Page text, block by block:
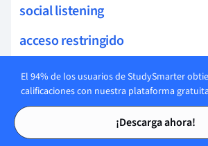
Tarjetas de estudio
Tarjetas de estudio
social listening
acceso restringido
huella digital
ingeniería social
antivirus
El 94% de los usuarios de StudySmarter
calificaciones con nuestra plataforma
¡Descarga ahora!